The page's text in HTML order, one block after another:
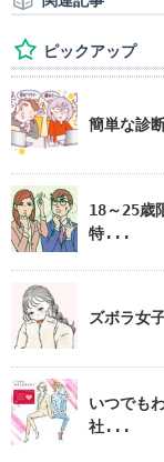
ピックアップ
簡単な診
18～25歳
特...
ズボラ女
いつでも
社...